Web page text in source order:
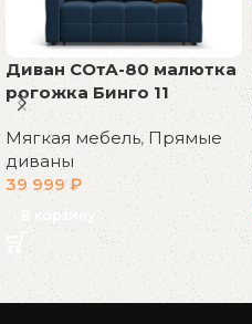
Диван СОтА-80 малютка
рогожка Бинго 11
Мягкая мебель,Прямые
диваны
39 999₽
В корзину
Read More